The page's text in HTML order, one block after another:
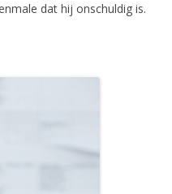
dat hij onschuldig is.